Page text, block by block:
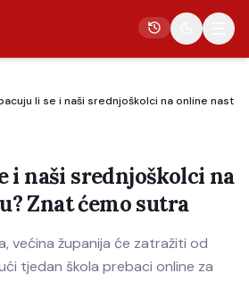
li se i naši srednjoškolci na online
i naši srednjoškolci na
Znat ćemo sutra
većina županija će zatražiti od
tjedan škola prebaci online za